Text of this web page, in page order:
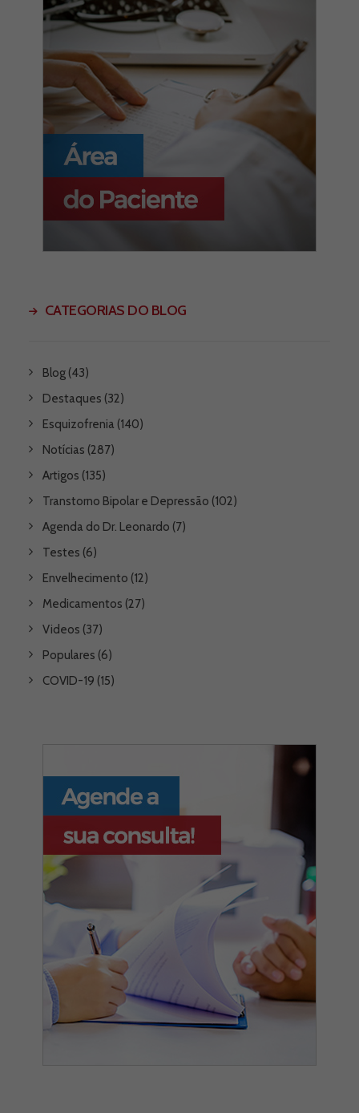
CATEGORIAS DO BLOG
Blog (43)
Destaques (32)
Esquizofrenia (140)
Notícias (287)
Artigos (135)
Transtorno Bipolar e Depressão (102)
Agenda do Dr. Leonardo (7)
Testes (6)
Envelhecimento (12)
Medicamentos (27)
Videos (37)
Populares (6)
COVID-19 (15)